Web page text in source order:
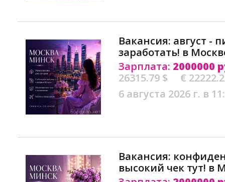
Вакансия: август -
заработать! в
Зарплата: 2000000
26315.79 $
€
6 августа 2026 г. в
Вакансия:
высокий чек тут! в